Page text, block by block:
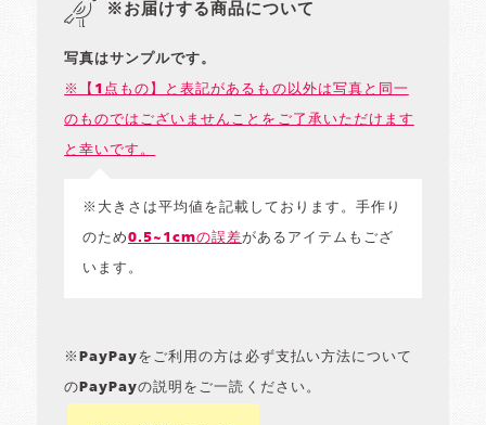
※お届けする商品について
写真はサンプルです。
※【1点もの】と表記があるもの以外は写真と同一
のものではございませんことをご了承いただけます
と幸いです。
※大きさは平均値を記載しております。手作り
のため0.5~1cmの誤差があるアイテムもござ
います。
※PayPayをご利用の方は必ず支払い方法について
のPayPayの説明をご一読ください。